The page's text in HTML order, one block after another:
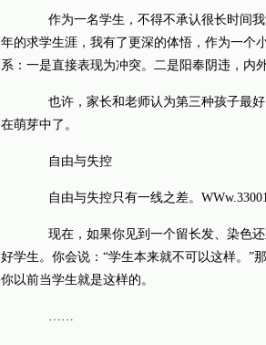
作为一名学生，不得不承认很长时间我
年的求学生涯，我有了更深的体悟，作为一个
系：一是直接表现为冲突。二是阳奉阴违，内
也许，家长和老师认为第三种孩子最好
在萌芽中了。
自由与失控
自由与失控只有一线之差。
现在，如果你见到一个留长发、染色还
好学生。你会说：“学生本来就不可以这样。”
你以前当学生就是这样的。
……